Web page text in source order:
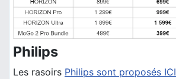
Philips
Les rasoirs Philips sont proposés ICI